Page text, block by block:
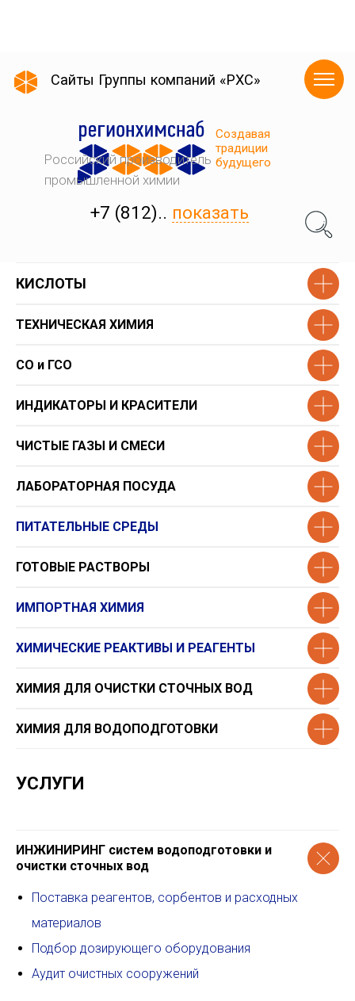
КИСЛОТЫ
ТЕХНИЧЕСКАЯ ХИМИЯ
СО и ГСО
ИНДИКАТОРЫ И КРАСИТЕЛИ
ЧИСТЫЕ ГАЗЫ И СМЕСИ
ЛАБОРАТОРНАЯ ПОСУДА
ПИТАТЕЛЬНЫЕ СРЕДЫ
ГОТОВЫЕ РАСТВОРЫ
ИМПОРТНАЯ ХИМИЯ
ХИМИЧЕСКИЕ РЕАКТИВЫ И РЕАГЕНТЫ
ХИМИЯ ДЛЯ ОЧИСТКИ СТОЧНЫХ ВОД
ХИМИЯ ДЛЯ ВОДОПОДГОТОВКИ
УСЛУГИ
ИНЖИНИРИНГ систем водоподготовки и
очистки сточных вод
Поставка реагентов, сорбентов и расходных
материалов
Подбор дозирующего оборудования
Аудит очистных сооружений
производство
растворов и смесей